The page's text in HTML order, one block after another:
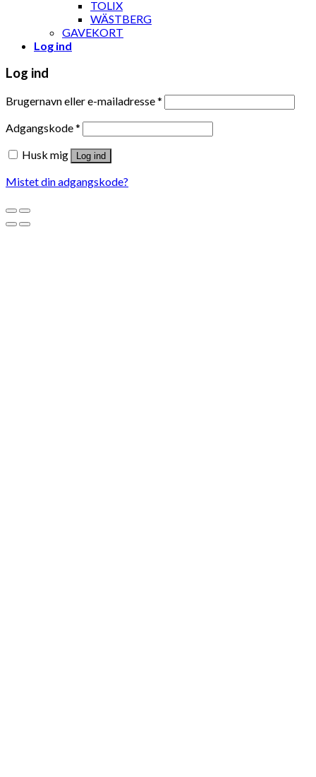
TOLIX
WÄSTBERG
GAVEKORT
Log ind
Log ind
Brugernavn eller e-mailadresse*
Adgangskode*
Husk mig
Log ind
Mistet din adgangskode?